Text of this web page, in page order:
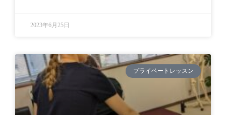
2023年6月25日
プライベートレッスン